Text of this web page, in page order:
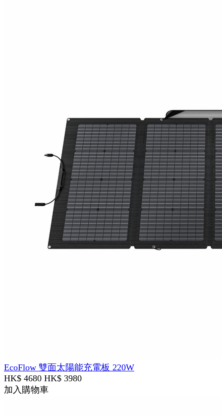
EcoFlow 雙面太陽能充電板 220W
HK$ 4680 HK$ 3980
加入購物車